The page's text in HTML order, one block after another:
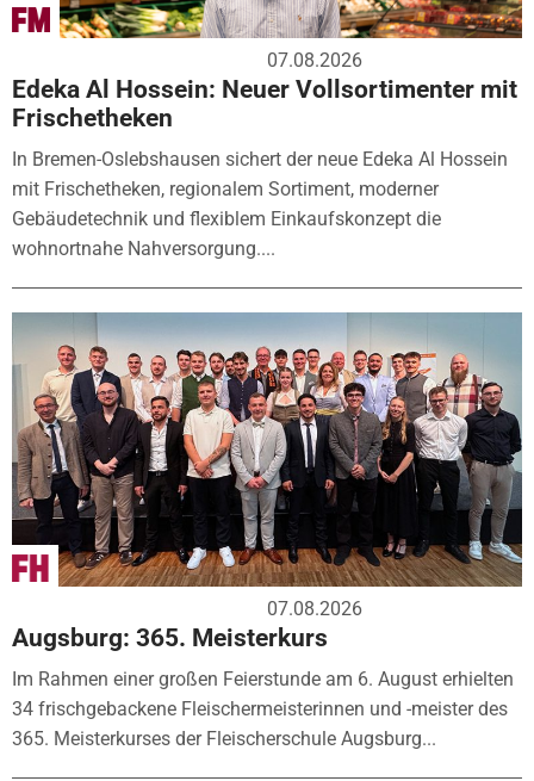
07.08.2026
Edeka Al Hossein: Neuer Vollsortimenter mit
Frischetheken
In Bremen-Oslebshausen sichert der neue Edeka Al Hossein
mit Frischetheken, regionalem Sortiment, moderner
Gebäudetechnik und flexiblem Einkaufskonzept die
wohnortnahe Nahversorgung....
07.08.2026
Augsburg: 365. Meisterkurs
Im Rahmen einer großen Feierstunde am 6. August erhielten
34 frischgebackene Fleischermeisterinnen und -meister des
365. Meisterkurses der Fleischerschule Augsburg...